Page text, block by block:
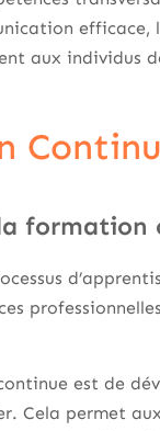
aux individus
formation
est de
Cela permet